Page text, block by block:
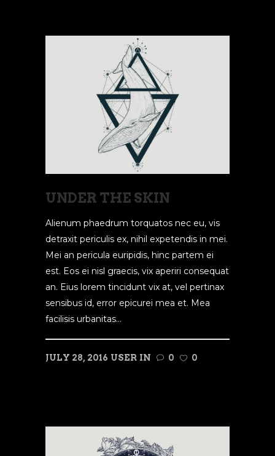
UNDER THE SKIN
Alienum phaedrum torquatos nec eu, vis
detraxit periculis ex, nihil expetendis in mei.
Mei an pericula euripidis, hinc partem ei
est. Eos ei nisl graecis, vix aperiri consequat
an. Eius lorem tincidunt vix at, vel pertinax
sensibus id, error epicurei mea et. Mea
facilisis urbanitas...
JULY 28, 2016 USER IN 0
0